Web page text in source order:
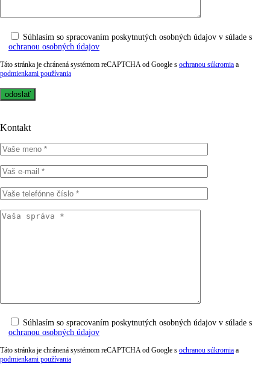
Súhlasím so spracovaním poskytnutých osobných údajov v súlade s
ochranou osobných údajov
Táto stránka je chránená systémom reCAPTCHA od Google s ochranou súkromia a
podmienkami používania
Kontakt
Súhlasím so spracovaním poskytnutých osobných údajov v súlade s
ochranou osobných údajov
Táto stránka je chránená systémom reCAPTCHA od Google s ochranou súkromia a
podmienkami používania